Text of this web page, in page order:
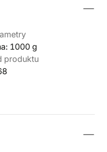
1000 g
produktu